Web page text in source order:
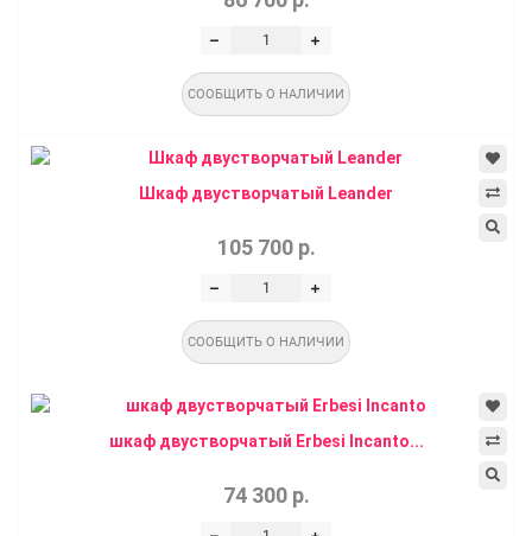
СООБЩИТЬ О НАЛИЧИИ
Шкаф двустворчатый Leander
105 700 р.
СООБЩИТЬ О НАЛИЧИИ
шкаф двустворчатый Erbesi Incanto...
74 300 р.